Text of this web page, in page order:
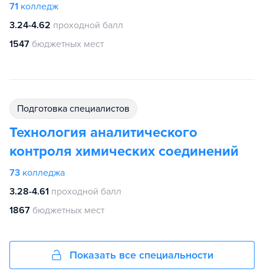
71 колледж
3.24-4.62 проходной балл
1547 бюджетных мест
подготовка специалистов
Технология аналитического
контроля химических соединений
73 колледжа
3.28-4.61 проходной балл
1867 бюджетных мест
Показать все специальности